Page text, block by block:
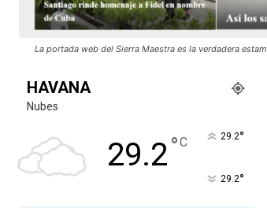
La portada web del Sierra Maestra es la verdadera
HAVANA
Nubes
29.2°C 29.2°
29.2°